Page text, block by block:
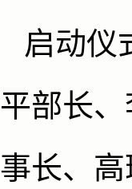
启动仪式庄严而隆重。中国科协刘兴
平部长
事长、